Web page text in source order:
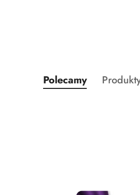
Pomiń karuzelę produktów
Produkty
o
Polecamy
Produkty